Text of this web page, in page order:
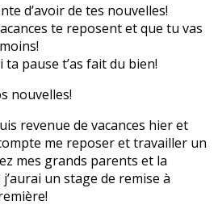
d’avoir de tes nouvelles!
te reposent et que tu vas
pause t’as fait du bien!
nouvelles!
revenue de vacances hier et
me reposer et travailler un
mes grands parents et la
un stage de remise à